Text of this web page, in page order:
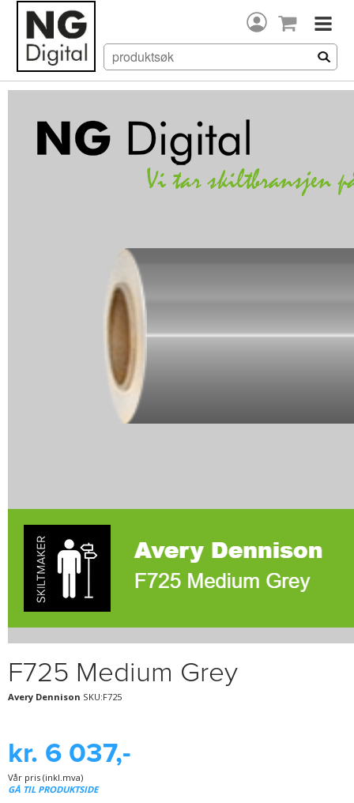
F725 Medium Grey
Avery Dennison SKU:F725
kr. 6 037,-
Vår pris (inkl.mva)
GÅ TIL PRODUKTSIDE